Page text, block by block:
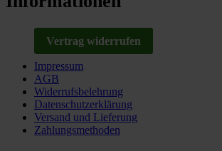
Vertrag widerrufen
Impressum
AGB
Widerrufsbelehrung
Datenschutzerklärung
Versand und Lieferung
Zahlungsmethoden